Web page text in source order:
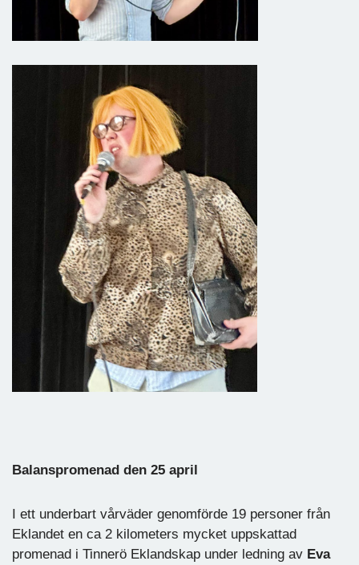
Balanspromenad den 25 april
I ett underbart vårväder genomförde 19 personer från
Eklandet en ca 2 kilometers mycket uppskattad
promenad i Tinnerö Eklandskap under ledning av Eva